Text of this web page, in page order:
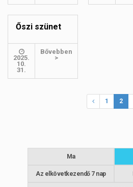
Őszi szünet
2025.
10.
31.
Bővebben
>
1 2
Ma
Az elkövetkezendő 7 nap